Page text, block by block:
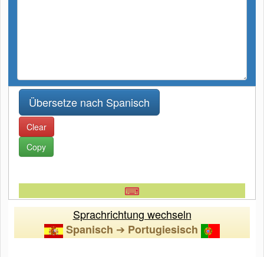
Clear
Copy
⌨
Sprachrichtung wechseln
Spanisch ➔ Portugiesisch